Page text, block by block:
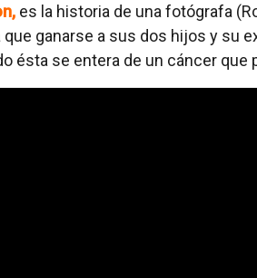
es la historia de una fotógrafa
ganarse a sus dos hijos y su
ésta se entera de un cáncer que